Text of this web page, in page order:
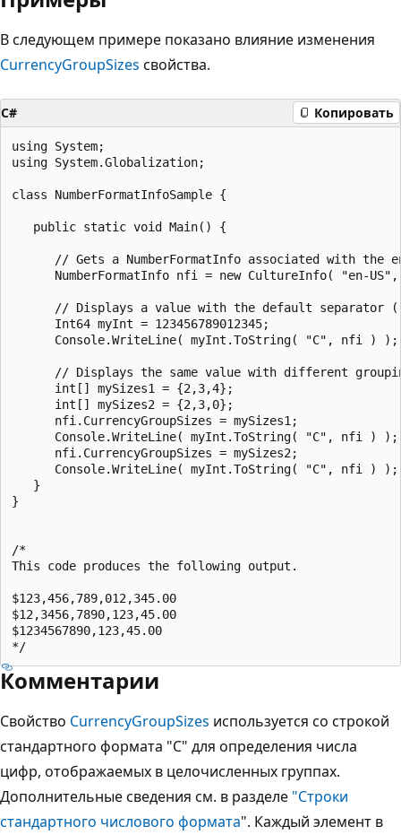
В следующем примере показано влияние изменения
CurrencyGroupSizes свойства.
C# Копировать
using System;
using System.Globalization;
class NumberFormatInfoSample {
   public static void Main() {
// Gets a NumberFormatInfo associated with the
NumberFormatInfo nfi = new CultureInfo( "en-
// Displays a value with the default separator
      Int64 myInt = 123456789012345;
      Console.WriteLine( myInt.ToString( "C", nfi ) );
// Displays the same value with different
      int[] mySizes1 = {2,3,4};
      int[] mySizes2 = {2,3,0};
      nfi.CurrencyGroupSizes = mySizes1;
      Console.WriteLine( myInt.ToString( "C", nfi ) );
      nfi.CurrencyGroupSizes = mySizes2;
      Console.WriteLine( myInt.ToString( "C", nfi ) );
   }
}
/*
This code produces the following output.
$123,456,789,012,345.00
$12,3456,7890,123,45.00
$1234567890,123,45.00
Комментарии
Свойство CurrencyGroupSizes используется со строкой
стандартного формата "C" для определения числа
цифр, отображаемых в целочисленных группах.
Дополнительные сведения см. в разделе "Строки
стандартного числового формата". Каждый элемент в